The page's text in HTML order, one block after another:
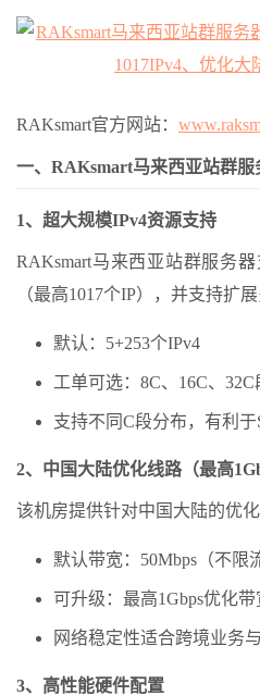
RAKsmart官方网站：
一、RAKsmart马来西亚站群服
1、超大规模IPv4资源支持
RAKsmart马来西亚站群服务
（最高1017个IP），并支持扩展
默认：5+253个IPv4
工单可选：8C、16C、32C
支持不同C段分布，有利
2、中国大陆优化线路（最高
该机房提供针对中国大陆的优化
默认带宽：50Mbps（不限
可升级：最高1Gbps优化带
网络稳定性适合跨境业务
3、高性能硬件配置